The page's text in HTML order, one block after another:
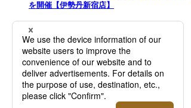
を開催【伊勢丹新宿店】
2026.08.12 - 09.01
＜Re made in tokyo japan＞｜1枚でサマにな